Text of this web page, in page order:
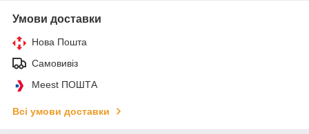
Умови доставки
Нова Пошта
Самовивіз
Meest ПОШТА
Всі умови доставки